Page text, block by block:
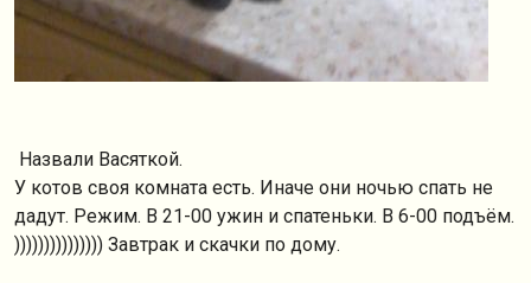
Назвали Васяткой.
У котов своя комната есть. Иначе они ночью спать не
дадут. Режим. В 21-00 ужин и спатеньки. В 6-00 подъём.
))))))))))))))) Завтрак и скачки по дому.